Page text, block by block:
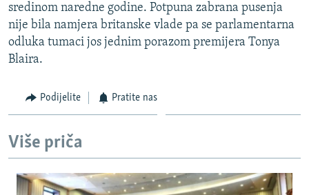
ISPRIČAJ MI
DNEVNO@RSE
SPECIJALI RSE
POPLAVE I KLIZIŠTA U BIH 2024.
TV LIBERTY
POST SCRIPTUM
PRATITE NAS
Sve RFE/RL stranice
sredinom naredne godine. Potpuna zabrana pusenja
nije bila namjera britanske vlade pa se parlamentarna
odluka tumaci jos jednim porazom premijera Tonya
Blaira.
Podijelite Pratite nas
Više priča